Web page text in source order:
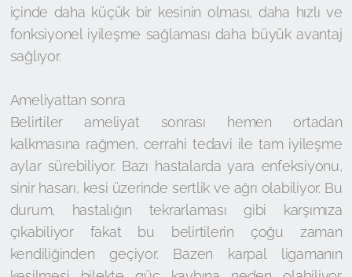
içinde daha küçük bir kesinin olması, daha hızlı ve
fonksiyonel iyileşme sağlaması daha büyük avantaj
sağlıyor.
Ameliyattan sonra
Belirtiler ameliyat sonrası hemen ortadan
kalkmasına rağmen, cerrahi tedavi ile tam iyileşme
aylar sürebiliyor. Bazı hastalarda yara enfeksiyonu,
sinir hasarı, kesi üzerinde sertlik ve ağrı olabiliyor. Bu
durum, hastalığın tekrarlaması gibi karşımıza
çıkabiliyor fakat bu belirtilerin çoğu zaman
kendiliğinden geçiyor. Bazen karpal ligamanın